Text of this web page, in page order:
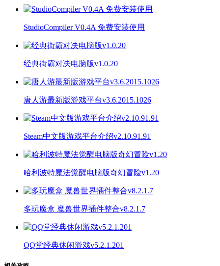
StudioCompiler V0.4A 免费安装使用
经典街霸对决电脑版v1.0.20
唐人游最新版游戏平台v3.6.2015.1026
Steam中文版游戏平台介绍v2.10.91.91
哈利波特魔法觉醒电脑版奇幻冒险v1.20
多玩魔盒 魔兽世界插件整合v8.2.1.7
QQ堂经典休闲游戏v5.2.1.201